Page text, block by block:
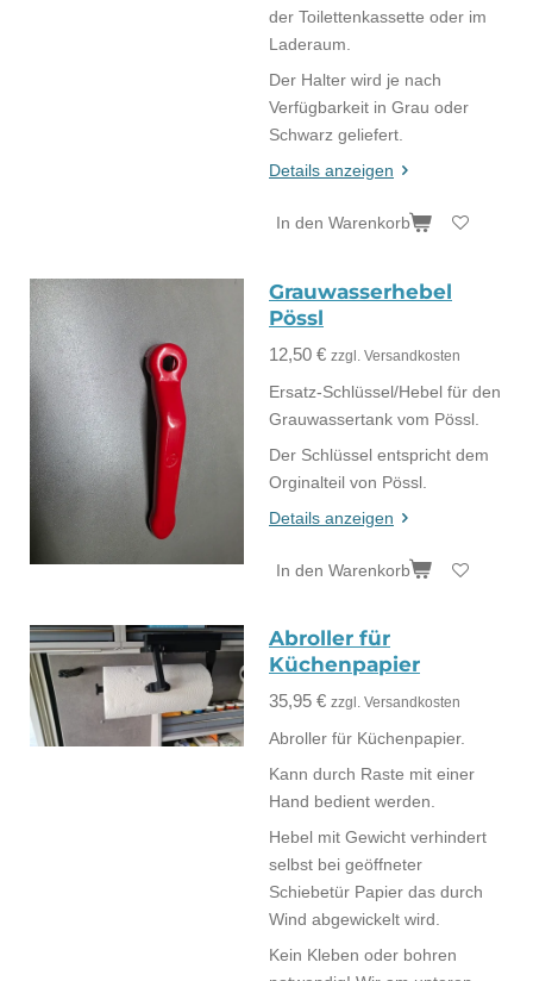
der Toilettenkassette oder im
Laderaum.
Der Halter wird je nach
Verfügbarkeit in Grau oder
Schwarz geliefert.
Details anzeigen
In den Warenkorb
Grauwasserhebel
Pössl
12,50 € zzgl. Versandkosten
Ersatz-Schlüssel/Hebel für den
Grauwassertank vom Pössl.
Der Schlüssel entspricht dem
Orginalteil von Pössl.
Details anzeigen
In den Warenkorb
Abroller für
Küchenpapier
35,95 € zzgl. Versandkosten
Abroller für Küchenpapier.
Kann durch Raste mit einer
Hand bedient werden.
Hebel mit Gewicht verhindert
selbst bei geöffneter
Schiebetür Papier das durch
Wind abgewickelt wird.
Kein Kleben oder bohren